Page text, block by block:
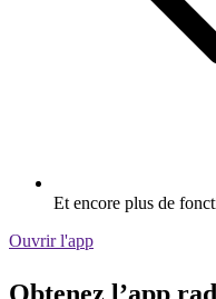
Et encore plus de
Ouvrir l'app